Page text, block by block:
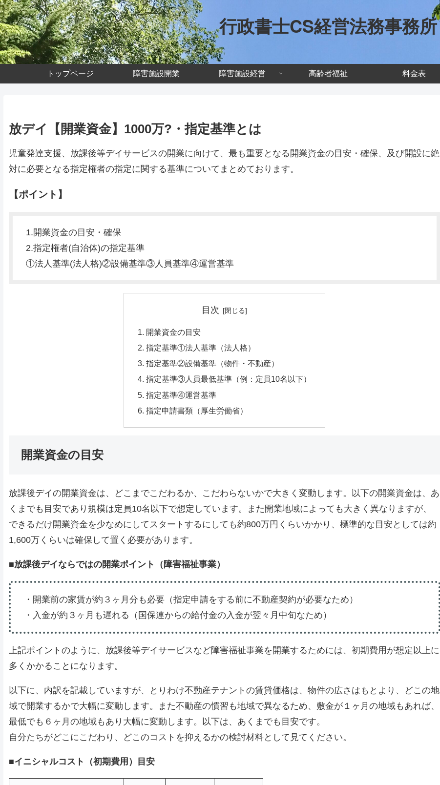
行政書士CS経営法務事務所
トップページ 障害施設開業 障害施設経営 高齢者福祉 料金表
放デイ【開業資金】1000万?・指定基準とは
児童発達支援、放課後等デイサービスの開業に向けて、最も重要となる開業資金の目安・確保、及び開設に絶
対に必要となる指定権者の指定に関する基準についてまとめております。
【ポイント】
1.開業資金の目安・確保
2.指定権者(自治体)の指定基準
①法人基準(法人格)②設備基準③人員基準④運営基準
目次
開業資金の目安
指定基準①法人基準（法人格）
指定基準②設備基準（物件・不動産）
指定基準③人員最低基準（例：定員10名以下）
指定基準④運営基準
指定申請書類（厚生労働省）
開業資金の目安
放課後デイの開業資金は、どこまでこだわるか、こだわらないかで大きく変動します。以下の開業資金は、あ
くまでも目安であり規模は定員10名以下で想定しています。また開業地域によっても大きく異なりますが、
できるだけ開業資金を少なめにしてスタートするにしても約800万円くらいかかり、標準的な目安としては約
1,600万くらいは確保して置く必要があります。
■放課後デイならではの開業ポイント（障害福祉事業）
・開業前の家賃が約３ヶ月分も必要（指定申請をする前に不動産契約が必要なため）
・入金が約３ヶ月も遅れる（国保連からの給付金の入金が翌々月中旬なため）
上記ポイントのように、放課後等デイサービスなど障害福祉事業を開業するためには、初期費用が想定以上に
多くかかることになります。
以下に、内訳を記載していますが、とりわけ不動産テナントの賃貸価格は、物件の広さはもとより、どこの地
域で開業するかで大幅に変動します。また不動産の慣習も地域で異なるため、敷金が１ヶ月の地域もあれば、
最低でも６ヶ月の地域もあり大幅に変動します。以下は、あくまでも目安です。
自分たちがどこにこだわり、どこのコストを抑えるかの検討材料として見てください。
■イニシャルコスト（初期費用）目安